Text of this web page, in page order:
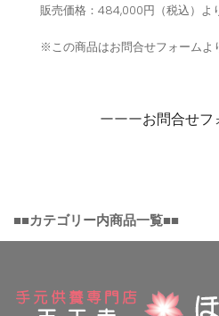
販売価格：484,000円（税込）よ
※この商品はお問合せフォームよ
ーーーお問合せフ
■■カテゴリー内商品一覧■■